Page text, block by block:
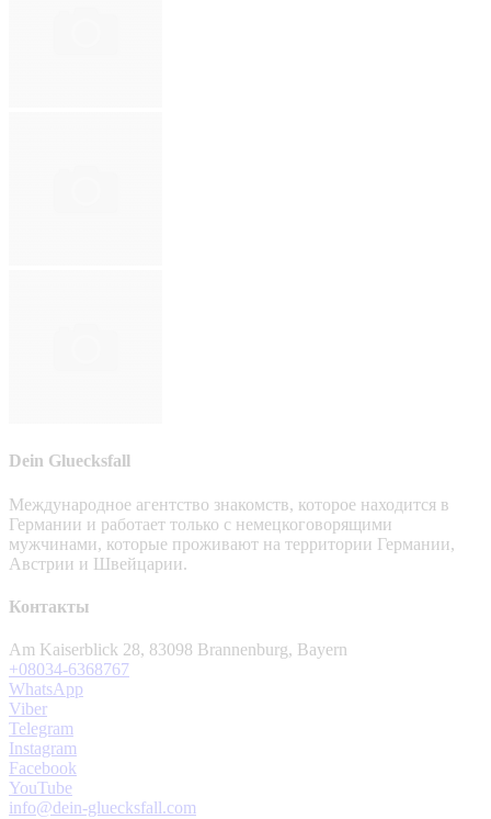
Dein Gluecksfall
Международное агентство знакомств, которое находится в
Германии и работает только с немецкоговорящими
мужчинами, которые проживают на территории Германии,
Австрии и Швейцарии.
Контакты
Am Kaiserblick 28, 83098 Brannenburg, Bayern
+08034-6368767
WhatsApp
Viber
Telegram
Instagram
Facebook
YouTube
info@dein-gluecksfall.com